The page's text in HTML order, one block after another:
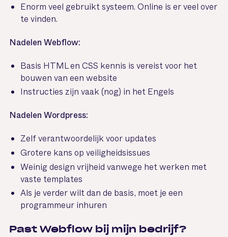
Enorm veel gebruikt systeem. Online is er veel over
te vinden.
Nadelen Webflow:
Basis HTML en CSS kennis is vereist voor het
bouwen van een website
Instructies zijn vaak (nog) in het Engels
Nadelen Wordpress:
Zelf verantwoordelijk voor updates
Grotere kans op veiligheidsissues
Weinig design vrijheid vanwege het werken met
vaste templates
Als je verder wilt dan de basis, moet je een
programmeur inhuren
Past Webflow bij mijn bedrijf?